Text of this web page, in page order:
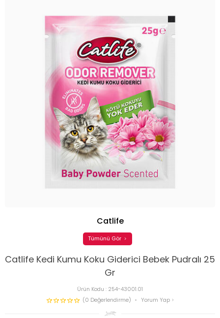
Catlife Kedi Kumu Koku Giderici Bebek Pudralı 25
Gr
Ürün Kodu : 254-43001.01
(0 Değerlendirme)
Yorum Yap
Catlife
Tümünü Gör